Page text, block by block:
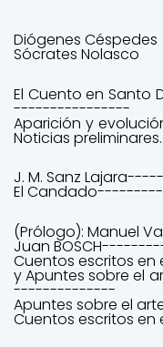
Diógenes Céspedes
Sócrates Nolasco
El Cuento en Santo
----------------
Aparición y
Noticias
J. M. Sanz
El
(Prólogo): Manuel
Juan
Cuentos escritos
y Apuntes sobre el
--------------
Apuntes sobre el
Cuentos escritos en el